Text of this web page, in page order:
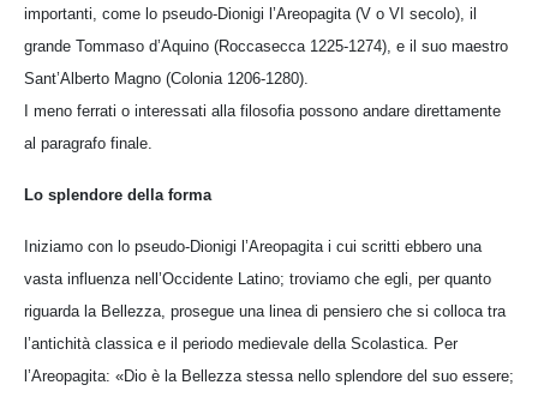
importanti, come lo pseudo-Dionigi l’A­reo­pagita (V o VI secolo), il
grande Tommaso d’Aquino (Roccasecca 1225-1274), e il suo maestro
Sant’Alberto Magno (Colonia 1206-1280).
I meno ferrati o interessati alla filosofia possono andare direttamente
al paragrafo finale.
Lo splendore della forma
Iniziamo con lo pseudo-Dionigi l’Areopagita i cui scritti ebbero una
vasta influenza nell’Occidente Latino; troviamo che egli, per quanto
riguarda la Bellezza, prosegue una linea di pensiero che si colloca tra
l’antichità classica e il periodo medievale della Scolastica. Per
l’Areopagita: «Dio è la Bellezza stessa nello splendore del suo essere;